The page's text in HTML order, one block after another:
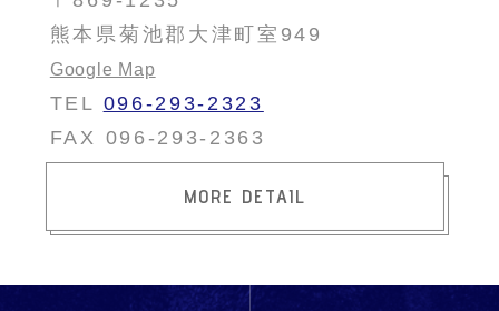
熊本県菊池郡大津町室949
Google Map
TEL 096-293-2323
FAX 096-293-2363
MORE DETAIL